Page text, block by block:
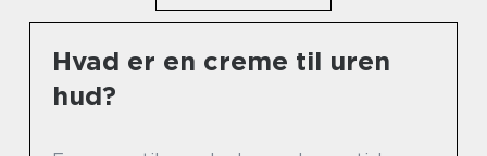
Hvad er en creme til uren
hud?